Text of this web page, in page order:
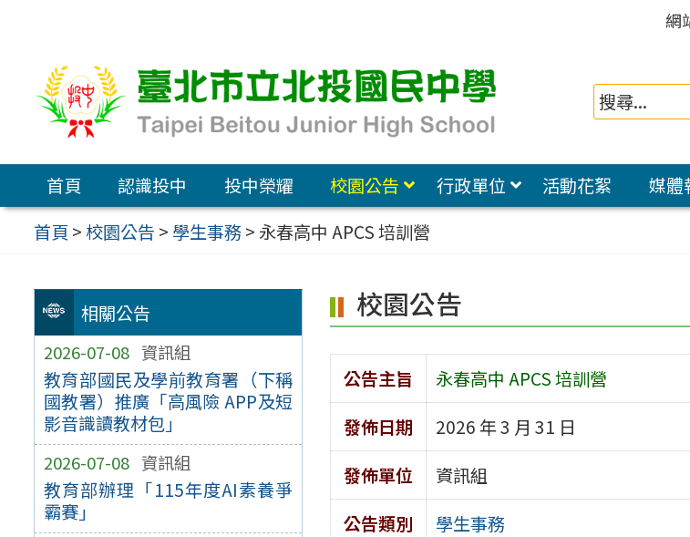
容
區
網
首頁 認識投中 投中榮耀 校園公告 行政單位 活動花絮 媒體
首頁 >校園公告 > 學生事務> 永春高中 APCS 培訓營
相關公告
2026-07-08 資訊組
教育部國民及學前教育署（下稱
國教署）推廣「高風險 APP及短
影音識讀教材包」
2026-07-08 資訊組
教育部辦理「115年度AI素養爭
霸賽」
校園公告
公告主旨
永春高中 APCS 培訓營
發佈日期
2026 年 3 月 31 日
發佈單位
資訊組
公告類別
學生事務